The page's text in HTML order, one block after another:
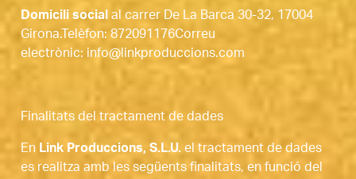
Domicili social al carrer De La Barca 30-32, 17004
Girona.Telèfon: 872091176Correu
electrònic: info@linkproduccions.com
Finalitats del tractament de dades
EnLink Produccions, S.L.U.el tractament de dades
es realitza amb les següents finalitats, en funció del